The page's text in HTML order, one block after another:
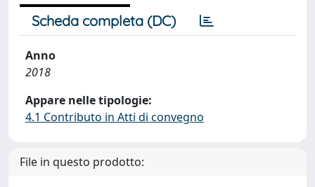
Scheda completa (DC)
Anno
2018
Appare nelle tipologie:
4.1 Contributo in Atti di convegno
File in questo prodotto: